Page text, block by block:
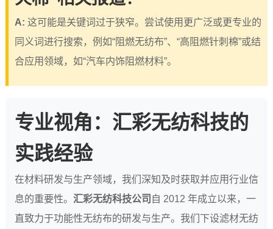
A: 这可能是关键词过于狭窄。尝试使用更广泛或更专业的
同义词进行搜索，例如“阻燃无纺布”、“高阻燃针刺棉”或结
合应用领域，如“汽车内饰阻燃材料”。
专业视角：汇彩无纺科技的
实践经验
在材料研发与生产领域，我们深知及时获取并应用行业信
息的重要性。 汇彩无纺科技公司 自 2012 年成立以来，一
直致力于功能性无纺布的研发与生产。我们下设滤材无纺